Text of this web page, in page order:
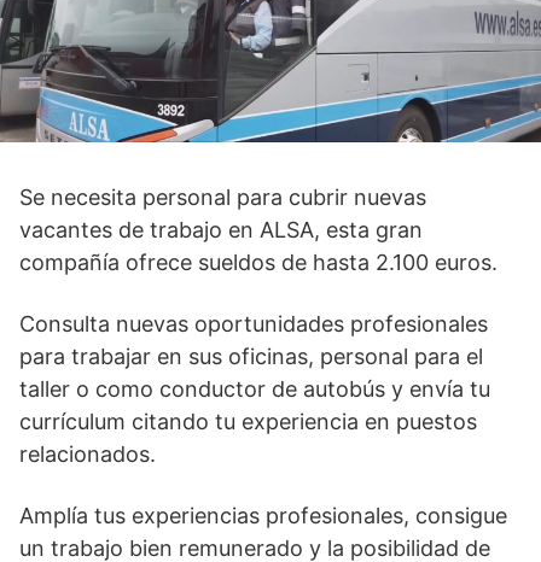
Se necesita personal para cubrir nuevas
vacantes de trabajo en ALSA, esta gran
compañía ofrece sueldos de hasta 2.100 euros.
Consulta nuevas oportunidades profesionales
para trabajar en sus oficinas, personal para el
taller o como conductor de autobús y envía tu
currículum citando tu experiencia en puestos
relacionados.
Amplía tus experiencias profesionales, consigue
un trabajo bien remunerado y la posibilidad de